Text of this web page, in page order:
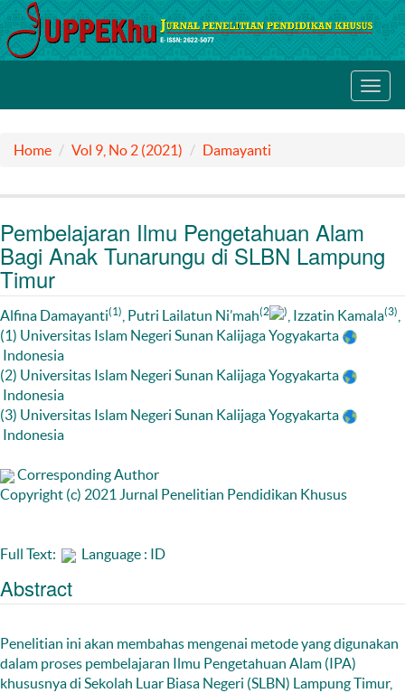
Home Vol 9, No 2 (2021) Damayanti
Pembelajaran Ilmu Pengetahuan Alam
Bagi Anak Tunarungu di SLBN Lampung
Timur
Alfina Damayanti(1) , Putri Lailatun Ni’mah(2 ) , Izzatin Kamala(3)
(1) Universitas Islam Negeri Sunan Kalijaga Yogyakarta
Indonesia
(2) Universitas Islam Negeri Sunan Kalijaga Yogyakarta
Indonesia
(3) Universitas Islam Negeri Sunan Kalijaga Yogyakarta
Indonesia
Corresponding Author
Copyright (c) 2021 Jurnal Penelitian Pendidikan Khusus
Full Text: Language : ID
Abstract
Penelitian ini akan membahas mengenai metode yang digunakan
dalam proses pembelajaran Ilmu Pengetahuan Alam (IPA)
khususnya di Sekolah Luar Biasa Negeri (SLBN) Lampung Timur,